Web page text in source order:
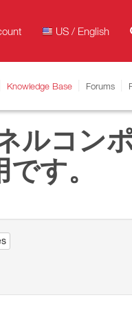
US / English
Knowledge Base Forums
ルコン
す。